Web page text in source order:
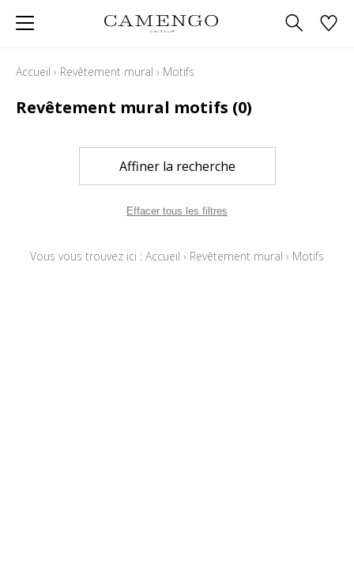
Accueil › Revêtement mural › Motifs
Revêtement mural motifs (0)
Affiner la recherche
Effacer tous les filtres
Vous vous trouvez ici : Accueil › Revêtement mural › Motifs